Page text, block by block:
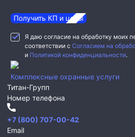
Получить КП и цены
Я даю согласие на обработку моих
соответствии с Согласием на
и Политикой конфиденциальности.
Комплексные охранные услуги
Титан-Групп
Номер телефона
+7 (800) 707-00-42
Email